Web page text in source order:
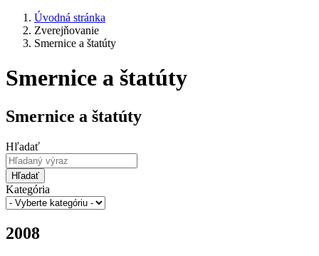
Úvodná stránka
Zverejňovanie
Smernice a štatúty
Smernice a štatúty
Smernice a štatúty
Hľadať
Hľadať
Kategória
2008